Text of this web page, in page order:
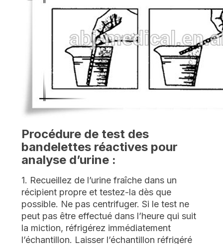
Procédure de test des
bandelettes réactives pour
analyse d’urine :
1. Recueillez de l’urine fraîche dans un
récipient propre et testez-la dès que
possible. Ne pas centrifuger. Si le test ne
peut pas être effectué dans l’heure qui suit
la miction, réfrigérez immédiatement
l’échantillon. Laisser l’échantillon réfrigéré